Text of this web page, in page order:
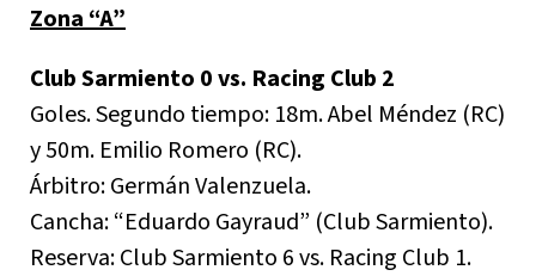
Zona “A”
Club Sarmiento 0 vs. Racing Club 2
Goles. Segundo tiempo: 18m. Abel Méndez (RC)
y 50m. Emilio Romero (RC).
Árbitro: Germán Valenzuela.
Cancha: “Eduardo Gayraud” (Club Sarmiento).
Reserva: Club Sarmiento 6 vs. Racing Club 1.